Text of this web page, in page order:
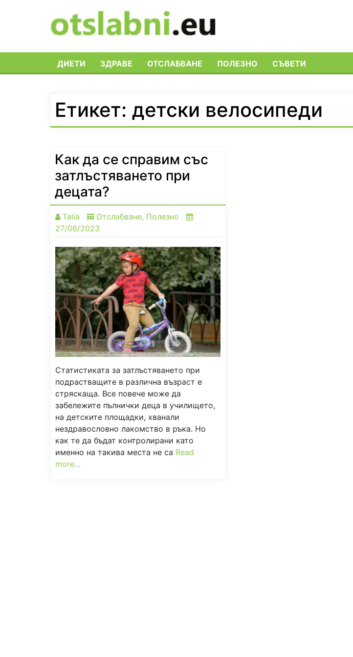
ДИЕТИ ЗДРАВЕ ОТСЛАБВАНЕ ПОЛЕЗНО СЪВЕТИ
Етикет: детски велосипеди
Как да се справим със
затлъстяването при
децата?
Talia Отслабване, Полезно
27/06/2023
Статистиката за затлъстяването при
подрастващите в различна възраст е
стряскаща. Все повече може да
забележите пълнички деца в училището,
на детските площадки, хванали
нездравословно лакомство в ръка. Но
как те да бъдат контролирани като
именно на такива места не са Read
more…